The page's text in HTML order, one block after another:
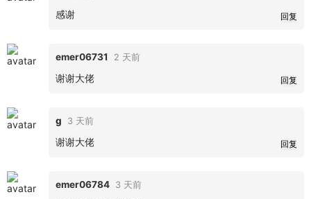
感谢 回复
emer06731 2 天前
谢谢大佬 回复
g 3 天前
谢谢大佬 回复
emer06784 3 天前